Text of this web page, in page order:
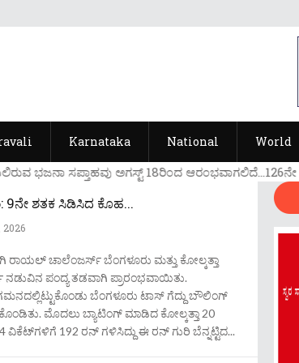
Karnataka National World
ಸಪ್ತಾಹವು ಅಗಸ್ಟ್ 18ರಿ೦ದ ಆರ೦ಭವಾಗಲಿದೆ...126ನೇ
9ನೇ ಶತಕ ಸಿಡಿಸಿದ ಕೊಹ...
2026
ಚಾಲೆಂಜರ್ಸ್ ಬೆಂಗಳೂರು ಮತ್ತು ಕೋಲ್ಕತ್ತಾ
ನಡುವಿನ ಪಂದ್ಯ ತಡವಾಗಿ ಪ್ರಾರಂಭವಾಯಿತು.
ಬೆಂಗಳೂರು ಟಾಸ್ ಗೆದ್ದು ಬೌಲಿಂಗ್
ಮೊದಲು ಬ್ಯಾಟಿಂಗ್ ಮಾಡಿದ ಕೋಲ್ಕತ್ತಾ 20
ವಿಕೆಟ್‌ಗಳಿಗೆ 192 ರನ್ ಗಳಿಸಿದ್ದು ಈ ರನ್ ಗುರಿ ಬೆನ್ನಟ್ಟಿದ